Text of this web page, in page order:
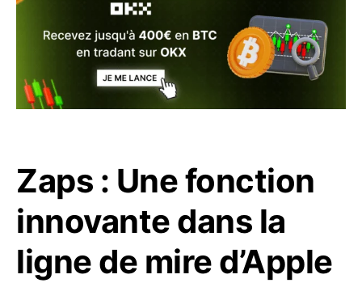
Zaps : Une fonction
innovante dans la
ligne de mire d’Apple